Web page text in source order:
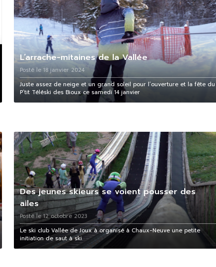
L’arrache-mitaines de la Vallée
Posté le 18 janvier 2024
Juste assez de neige et un grand soleil pour l’ouverture et la fête du
P’tit Téléski des Bioux ce samedi 14 janvier
Des jeunes skieurs se voient pousser des
ailes
Posté le 12 octobre 2023
Le ski club Vallée de Joux à organisé à Chaux-Neuve une petite
initiation de saut à ski.